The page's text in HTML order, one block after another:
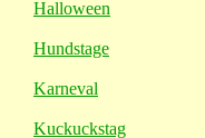
Halloween
Hundstage
Karneval
Kuckuckstag